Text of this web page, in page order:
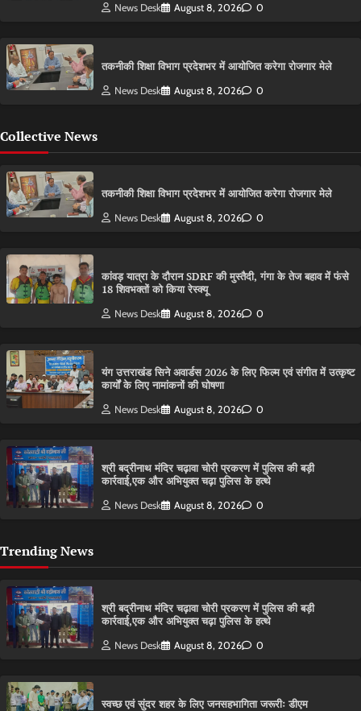
News Desk August 8, 2026 0
तकनीकी शिक्षा विभाग प्रदेशभर में आयोजित करेगा रोजगार मेले
News Desk August 8, 2026 0
Collective News
तकनीकी शिक्षा विभाग प्रदेशभर में आयोजित करेगा रोजगार मेले
News Desk August 8, 2026 0
कांवड़ यात्रा के दौरान SDRF की मुस्तैदी, गंगा के तेज बहाव में फंसे
18 शिवभक्तों को किया रेस्क्यू
News Desk August 8, 2026 0
यंग उत्तराखंड सिने अवार्डस 2026 के लिए फिल्म एवं संगीत में उत्कृष्ट
कार्यों के लिए नामांकनों की घोषणा
News Desk August 8, 2026 0
श्री बद्रीनाथ मंदिर चढ़ावा चोरी प्रकरण में पुलिस की बड़ी
कार्रवाई,एक और अभियुक्त चढ़ा पुलिस के हत्थे
News Desk August 8, 2026 0
Trending News
श्री बद्रीनाथ मंदिर चढ़ावा चोरी प्रकरण में पुलिस की बड़ी
कार्रवाई,एक और अभियुक्त चढ़ा पुलिस के हत्थे
News Desk August 8, 2026 0
स्वच्छ एवं सुंदर शहर के लिए जनसहभागिता जरूरीः डीएम